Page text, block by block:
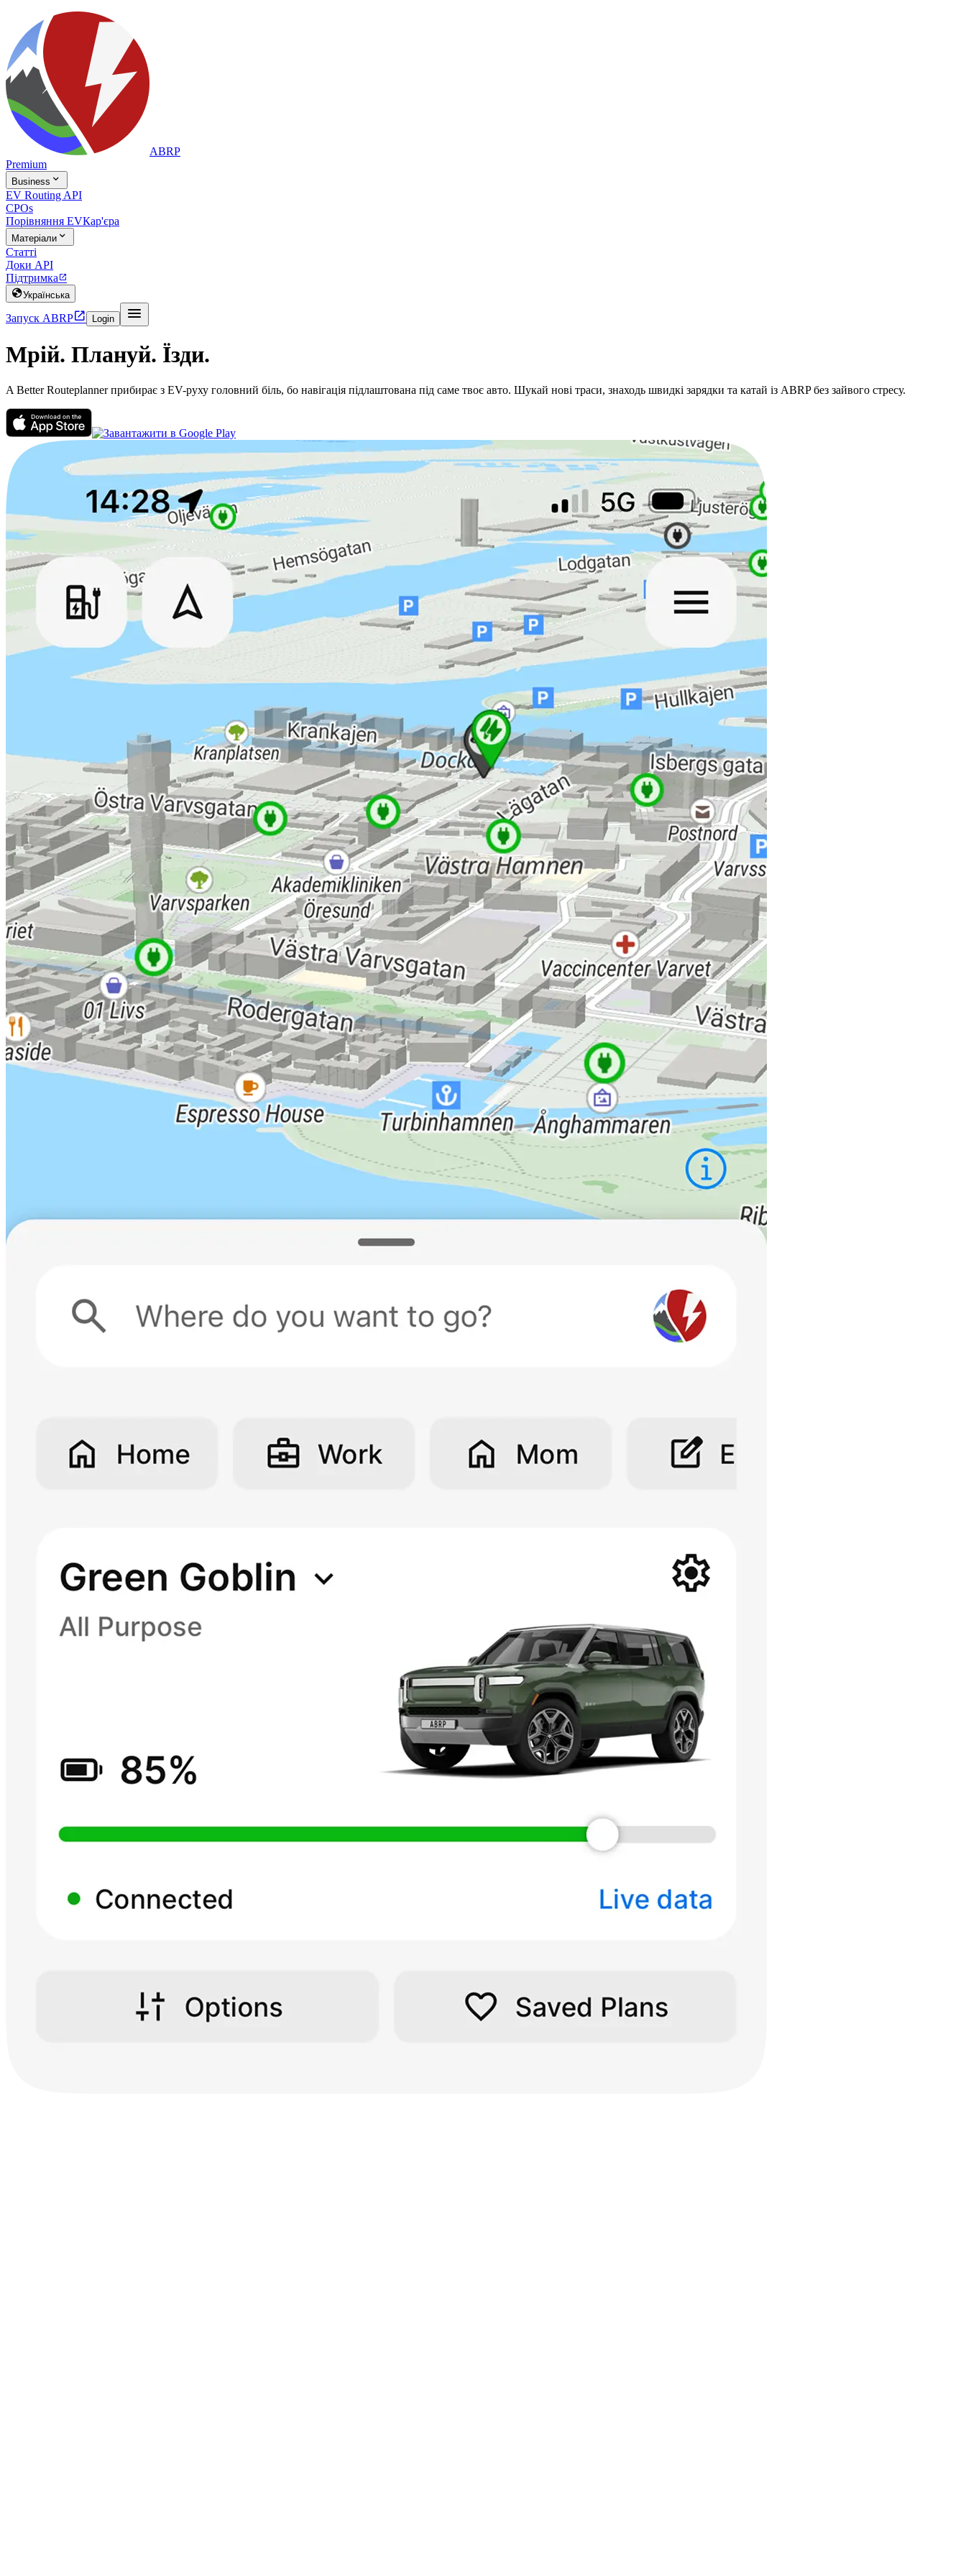
ABRP
Premium
Business 
EV Routing API
CPOs
Порівняння EVКар'єра
Матеріали 
Статті
Доки API
Підтримка 
Українська
Запуск ABRP Login 
Мрій. Плануй. Їзди.
A Better Routeplanner прибирає з EV-руху головний біль, бо навігація підлаштована під саме твоє авто. Шукай нові траси, знаходь швидкі зарядки та катай із ABRP без зайвого стресу.